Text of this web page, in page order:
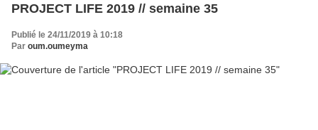
PROJECT LIFE 2019 // semaine 35
Publié le 24/11/2019 à 10:18
Par oum.oumeyma